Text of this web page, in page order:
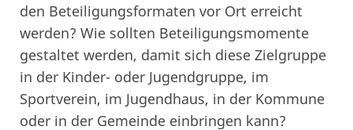
den Beteiligungsformaten vor Ort erreicht
werden? Wie sollten Beteiligungsmomente
gestaltet werden, damit sich diese Zielgruppe
in der Kinder- oder Jugendgruppe, im
Sportverein, im Jugendhaus, in der Kommune
oder in der Gemeinde einbringen kann?